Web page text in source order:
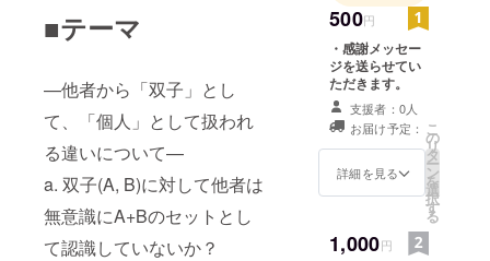
■テーマ
—他者から「双子」とし
て、「個人」として扱われ
る違いについて—
a. 双子(A, B)に対して他者は
無意識にA+Bのセットとし
て認識していないか？
500円
・感謝メッセー
ジを送らせてい
ただきます。
支援者：0人
お届け予定：
詳細を見る
こ
の
リ
タ
ー
ン
を
選
択
す
る
1,000円